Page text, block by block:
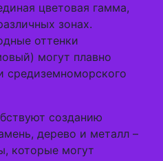
цветовая гамма,
зонах.
оттенки
могут плавно
средиземноморского
созданию
дерево и металл –
которые могут